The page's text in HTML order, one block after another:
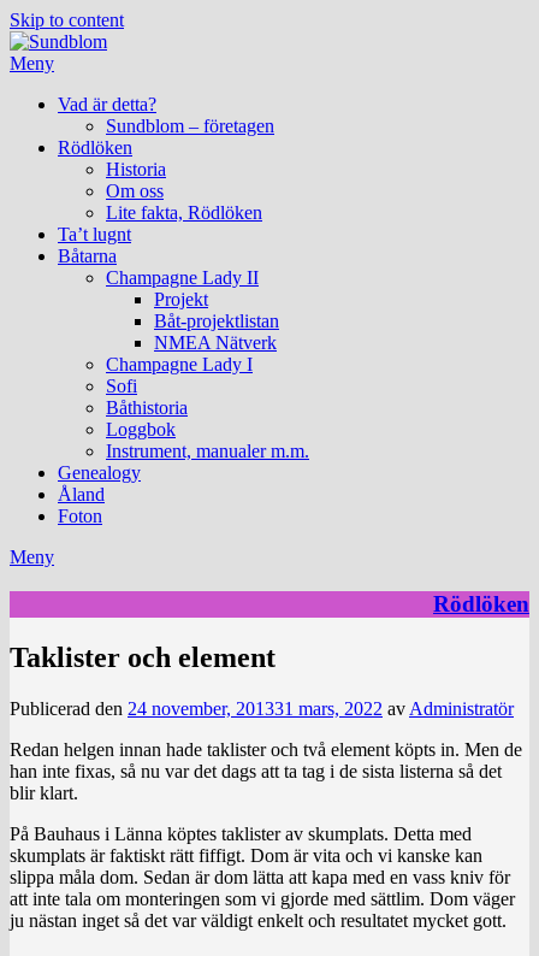
Skip to content
Meny
Vad är detta?
Sundblom – företagen
Rödlöken
Historia
Om oss
Lite fakta, Rödlöken
Ta’t lugnt
Båtarna
Champagne Lady II
Projekt
Båt-projektlistan
NMEA Nätverk
Champagne Lady I
Sofi
Båthistoria
Loggbok
Instrument, manualer m.m.
Genealogy
Åland
Foton
Meny
Rödlöken
Taklister och element
Publicerad den 24 november, 201331 mars, 2022 av Administratör
Redan helgen innan hade taklister och två element köpts in. Men de
han inte fixas, så nu var det dags att ta tag i de sista listerna så det
blir klart.
På Bauhaus i Länna köptes taklister av skumplats. Detta med
skumplats är faktiskt rätt fiffigt. Dom är vita och vi kanske kan
slippa måla dom. Sedan är dom lätta att kapa med en vass kniv för
att inte tala om monteringen som vi gjorde med sättlim. Dom väger
ju nästan inget så det var väldigt enkelt och resultatet mycket gott.